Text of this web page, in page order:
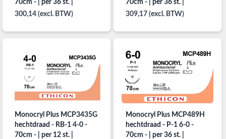
70cm - | per 36 st. |
300,14 (excl. BTW)
70cm - | per 36 st. |
309,17 (excl. BTW)
Monocryl Plus MCP3435G
hechtdraad - RB-1 4-0 -
70cm - | per 12 st. |
Monocryl Plus MCP489H
hechtdraad - P-1 6-0 -
70cm - | per 36 st. |